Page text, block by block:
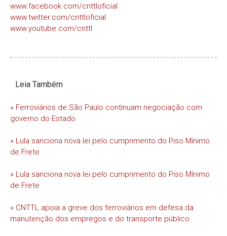
www.facebook.com/cnttloficial
www.twitter.com/cnttloficial
www.youtube.com/cnttl
Leia Também
» Ferroviários de São Paulo continuam negociação com
governo do Estado
» Lula sanciona nova lei pelo cumprimento do Piso Mínimo
de Frete
» Lula sanciona nova lei pelo cumprimento do Piso Mínimo
de Frete
» CNTTL apoia a greve dos ferroviários em defesa da
manutenção dos empregos e do transporte público